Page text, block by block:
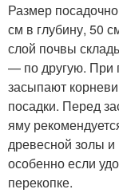
Размер
см в глубину, 50
слой почвы
— по другую. При
засыпают
посадки. Перед
яму
древесной золы
особенно если
перекопке.